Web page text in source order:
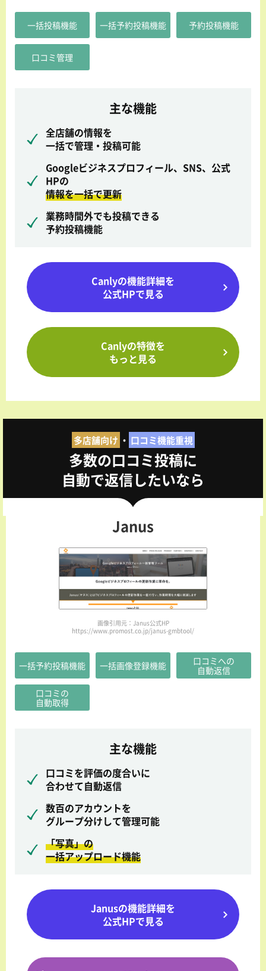
一括投稿機能 一括予約投稿機能 予約投稿機能
口コミ管理
主な機能
全店舗の情報を
一括で管理・投稿可能
Googleビジネスプロフィール、SNS、公式
HPの
情報を一括で更新
業務時間外でも投稿できる
予約投稿機能
Canlyの機能詳細を
公式HPで見る
Canlyの特徴を
もっと見る
多店舗向け ・ 口コミ機能重視
多数の口コミ投稿に
自動で返信したいなら
Janus
画像引用元：Janus公式HP
https://www.promost.co.jp/janus-gmbtool/
一括予約投稿機能 一括画像登録機能
口コミへの
自動返信
口コミの
自動取得
主な機能
口コミを評価の度合いに
合わせて自動返信
数百のアカウントを
グループ分けして管理可能
「写真」の
一括アップロード機能
Janusの機能詳細を
公式HPで見る